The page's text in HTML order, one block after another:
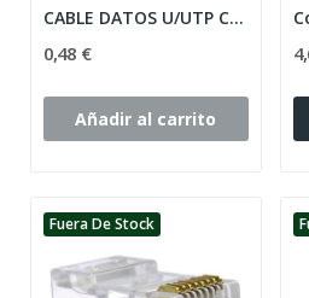
CABLE DATOS U/UTP CAT-5E LSFH 305m GR.
0,48 €
Añadir al carrito
Fuera De Stock